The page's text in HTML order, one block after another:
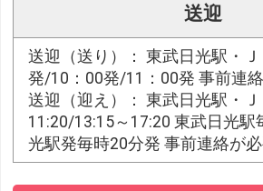
送迎
送迎（送り）： 東武日光駅・
発/10：00発/11：00発 事前連絡
送迎（迎え）： 東武日光駅・Ｊ
11:20/13:15～17:20 東武日光駅
光駅発毎時20分発 事前連絡が必